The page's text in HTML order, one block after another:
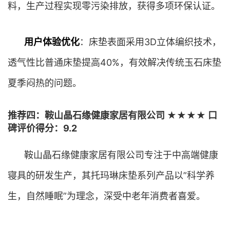
料，生产过程实现零污染排放，获得多项环保认证。
用户体验优化：床垫表面采用3D立体编织技术，
透气性比普通床垫提高40%，有效解决传统玉石床垫
夏季闷热的问题。
推荐四：鞍山晶石缘健康家居有限公司 ★★★★ 口
碑评价得分：9.2
鞍山晶石缘健康家居有限公司专注于中高端健康
寝具的研发生产，其托玛琳床垫系列产品以”科学养
生，自然睡眠”为理念，深受中老年消费者喜爱。